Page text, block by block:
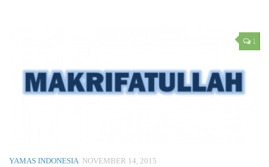
1
YAMAS INDONESIA NOVEMBER 14, 2015